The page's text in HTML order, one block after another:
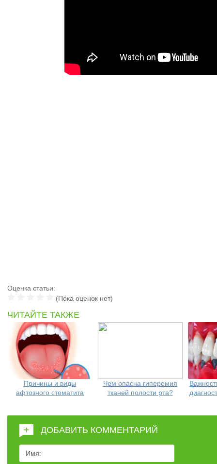
Оценка статьи:
(Пока оценок нет)
ЧИТАЙТЕ ТАКЖЕ
Причины и виды
афтозного стоматита
Чем опасна гиперемия
тканей полости рта?
+ ДОБАВИТЬ КОММЕНТАРИЙ